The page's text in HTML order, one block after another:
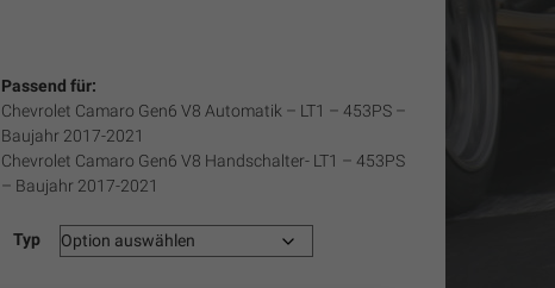
Passend für:
Chevrolet Camaro Gen6 V8 Automatik – LT1 – 453PS –
Baujahr 2017-2021
Chevrolet Camaro Gen6 V8 Handschalter- LT1 – 453PS
– Baujahr 2017-2021
Typ